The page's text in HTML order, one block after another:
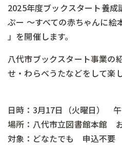
2025年度ブックスタート養成
ぷー ～すべての赤ちゃんに絵
」を開催します。
八代市ブックスタート事業の
せ・わらべうたなどをして楽し
日時：3月17日（火曜日）
場所：八代市立図書館本館
対象：どなたでも 申込不要